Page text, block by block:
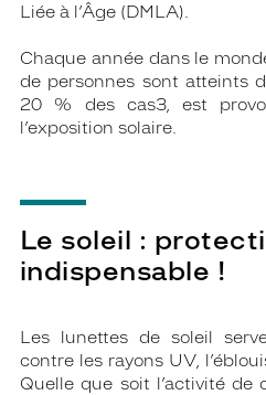
Liée à l’Âge (DMLA).
Chaque année dans le
de personnes sont atteints
20 % des cas3, est
l’exposition solaire.
Le soleil :
indispensable !
Les lunettes de soleil
contre les rayons UV,
Quelle que soit l’activité de